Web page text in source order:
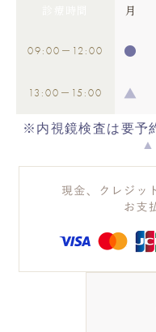
月
09:00 － 12:00 ●
13:00 － 15:00 ▲
※内視鏡検査は要予
▲